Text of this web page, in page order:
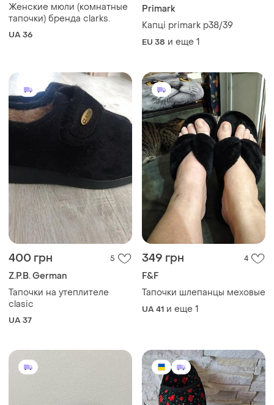
Женские мюли (комнатные
тапочки) бренда clarks.
UA 36
Primark
Капці primark p38/39
EU 38 и еще 1
400 грн 5
Z.P.B. German
Тапочки на утеплителе
clasic
UA 37
349 грн 4
F&F
Тапочки шлепанцы меховые
UA 41 и еще 1